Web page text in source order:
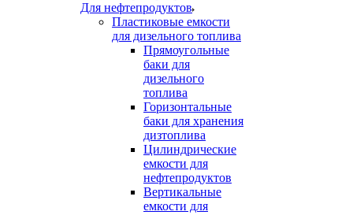
Для нефтепродуктов
Пластиковые емкости
для дизельного топлива
Прямоугольные
баки для
дизельного
топлива
Горизонтальные
баки для хранения
дизтоплива
Цилиндрические
емкости для
нефтепродуктов
Вертикальные
емкости для